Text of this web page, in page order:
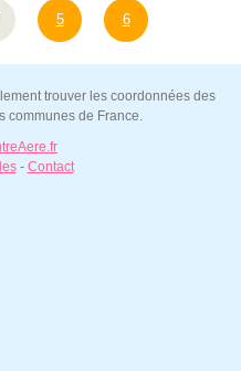
5 6
trouver les coordonnées des
communes de France.
- Contact